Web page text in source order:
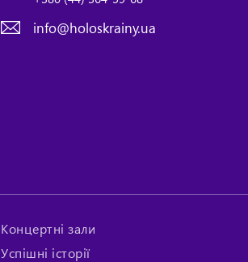
info@holoskrainy.ua
Концертні зали
Успішні історії